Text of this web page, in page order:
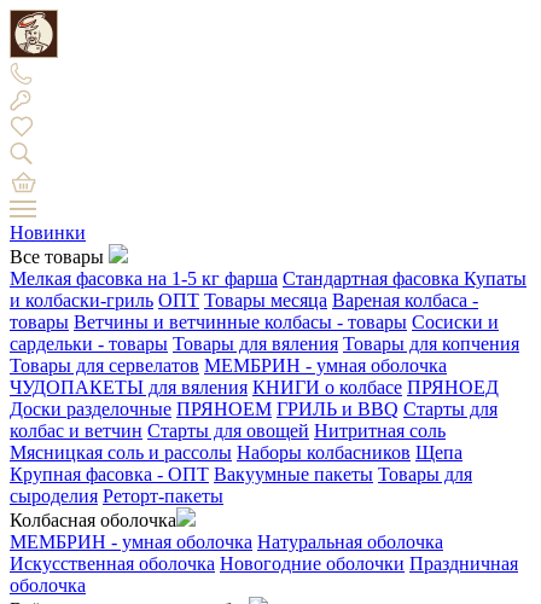
Новинки
Все товары
Мелкая фасовка на 1-5 кг фарша Стандартная фасовка Купаты
и колбаски-гриль ОПТ Товары месяца Вареная колбаса -
товары Ветчины и ветчинные колбасы - товары Сосиски и
сардельки - товары Товары для вяления Товары для копчения
Товары для сервелатов МЕМБРИН - умная оболочка
ЧУДОПАКЕТЫ для вяления КНИГИ о колбасе ПРЯНОЕД
Доски разделочные ПРЯНОЕМ ГРИЛЬ и BBQ Старты для
колбас и ветчин Старты для овощей Нитритная соль
Мясницкая соль и рассолы Наборы колбасников Щепа
Крупная фасовка - ОПТ Вакуумные пакеты Товары для
сыроделия Реторт-пакеты
Колбасная оболочка
МЕМБРИН - умная оболочка Натуральная оболочка
Искусственная оболочка Новогодние оболочки Праздничная
оболочка